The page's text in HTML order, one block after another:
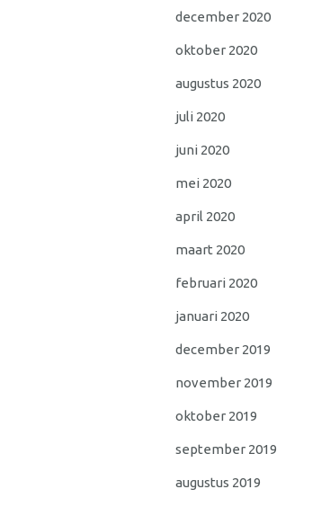
december 2020
oktober 2020
augustus 2020
juli 2020
juni 2020
mei 2020
april 2020
maart 2020
februari 2020
januari 2020
december 2019
november 2019
oktober 2019
september 2019
augustus 2019